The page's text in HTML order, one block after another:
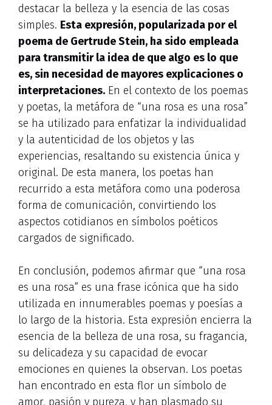
destacar la belleza y la esencia de las cosas
simples. Esta expresión, popularizada por el
poema de Gertrude Stein, ha sido empleada
para transmitir la idea de que algo es lo que
es, sin necesidad de mayores explicaciones o
interpretaciones. En el contexto de los poemas
y poetas, la metáfora de “una rosa es una rosa”
se ha utilizado para enfatizar la individualidad
y la autenticidad de los objetos y las
experiencias, resaltando su existencia única y
original. De esta manera, los poetas han
recurrido a esta metáfora como una poderosa
forma de comunicación, convirtiendo los
aspectos cotidianos en símbolos poéticos
cargados de significado.
En conclusión, podemos afirmar que “una rosa
es una rosa” es una frase icónica que ha sido
utilizada en innumerables poemas y poesías a
lo largo de la historia. Esta expresión encierra la
esencia de la belleza de una rosa, su fragancia,
su delicadeza y su capacidad de evocar
emociones en quienes la observan. Los poetas
han encontrado en esta flor un símbolo de
amor, pasión y pureza, y han plasmado su